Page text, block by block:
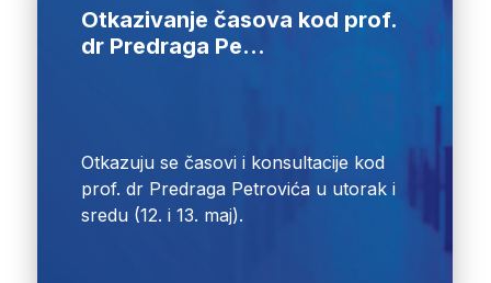
Otkazivanje časova kod prof.
dr Predraga Pe...
Otkazuju se časovi i konsultacije kod
prof. dr Predraga Petrovića u utorak i
sredu (12. i 13. maj).